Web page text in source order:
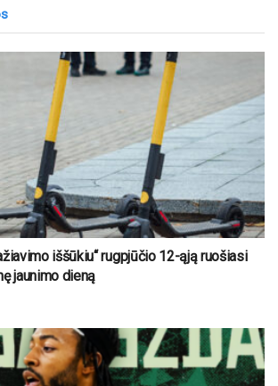
iššūkiu“ rugpjūčio 12-ąją ruošiasi
jaunimo dieną